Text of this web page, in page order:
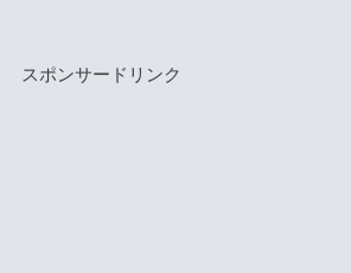
スポンサードリンク